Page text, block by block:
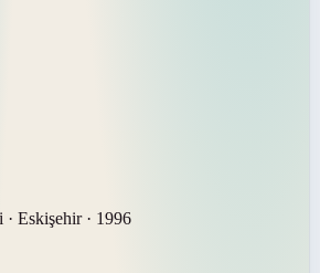
· Eskişehir · 1996